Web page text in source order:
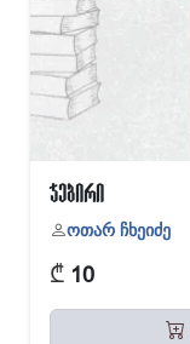
ჯებირი
ოთარ ჩხეიძე
₾ 10